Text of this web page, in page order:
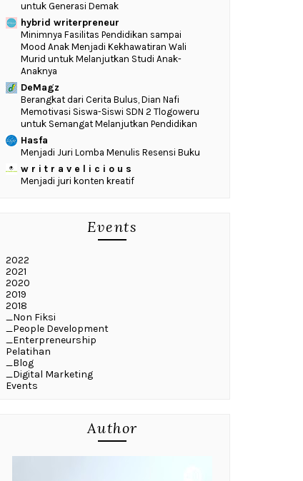
untuk Generasi Demak
hybrid writerpreneur
‎Minimnya Fasilitas Pendidikan sampai
Mood Anak Menjadi Kekhawatiran Wali
Murid untuk Melanjutkan Studi Anak-
Anaknya
DeMagz
‎Berangkat dari Cerita Bulus, Dian Nafi
Memotivasi Siswa-Siswi SDN 2 Tlogoweru
untuk Semangat Melanjutkan Pendidikan
Hasfa
Menjadi Juri Lomba Menulis Resensi Buku
w r i t r a v e l i c i o u s
Menjadi juri konten kreatif
Events
2022
2021
2020
2019
2018
_Non Fiksi
_People Development
_Enterpreneurship
Pelatihan
_Blog
_Digital Marketing
Events
Author